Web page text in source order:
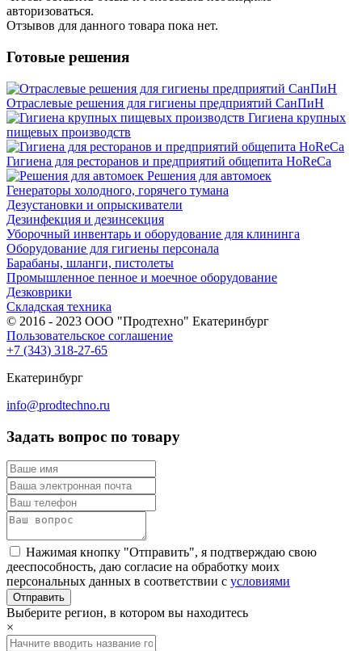
авторизоваться.
Отзывов для данного товара пока нет.
Готовые решения
Отраслевые решения для гигиены предприятий СанПиН
Гигиена крупных
пищевых производств
Гигиена для ресторанов и предприятий общепита HoReCa
Решения для автомоек
Генераторы холодного, горячего тумана
Дезустановки и опрыскиватели
Дезинфекция и дезинсекция
Уборочный инвентарь и оборудование для клининга
Оборудование для гигиены персонала
Барабаны, шланги, пистолеты
Промышленное пенное и моечное оборудование
Дезковрики
Складская техника
© 2016 - 2023 ООО "Продтехно" Екатеринбург
Пользовательское соглашение
+7 (343) 318-27-65
Екатеринбург
info@prodtechno.ru
Задать вопрос по товару
Нажимая кнопку "Отправить", я подтверждаю свою
дееспособность, даю согласие на обработку моих
персональных данных в соответствии с условиями
Выберите регион, в котором вы находитесь
×